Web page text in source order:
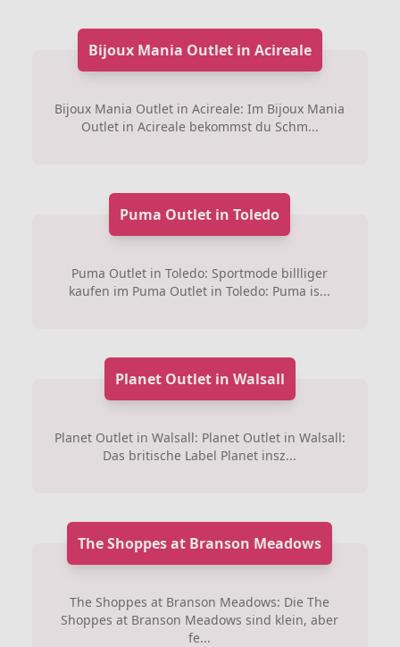
Bijoux Mania Outlet in Acireale
Bijoux Mania Outlet in Acireale: Im Bijoux Mania
Outlet in Acireale bekommst du Schm...
Puma Outlet in Toledo
Puma Outlet in Toledo: Sportmode billliger
kaufen im Puma Outlet in Toledo: Puma is...
Planet Outlet in Walsall
Planet Outlet in Walsall: Planet Outlet in Walsall:
Das britische Label Planet insz...
The Shoppes at Branson Meadows
The Shoppes at Branson Meadows: Die The
Shoppes at Branson Meadows sind klein, aber
fe...